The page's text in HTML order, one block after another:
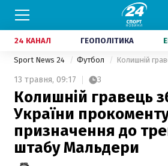
24 КАНАЛ ГЕОПОЛІТИКА
Sport News 24 Футбол
13 травня, 09:17 3
Колишній гравець
України
призначення до
штабу Мальдери